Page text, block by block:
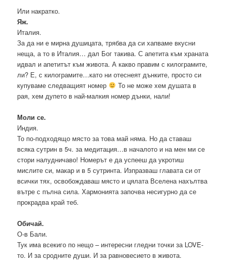
Или накратко.
Яж.
Италия.
За да ни е мирна душицата, трябва да си хапваме вкусни
неща, а то в Италия… дал Бог такива. С апетита към храната
идвал и апетитът към живота. А какво правим с килограмите,
ли? Е, с килограмите…като ни отеснеят дънките, просто си
купуваме следващият номер
То не може хем душата в
рая, хем дупето в най-малкия номер дънки, нали!
Моли се.
Индия.
То по-подходящо място за това май няма. Но да ставаш
всяка сутрин в 5ч. за медитация…в началото и на мен ми се
стори налудничаво! Номерът е да успееш да укротиш
мислите си, макар и в 5 сутринта. Изпразваш главата си от
всички тях, освобождаваш място и цялата Вселена нахълтва
вътре с пълна сила. Хармонията започва несигурно да се
прокрадва край теб.
Обичай.
О-в Бали.
Тук има всекиго по нещо – интересни гледни точки за LOVE-
то. И за сродните души. И за равновесието в живота.